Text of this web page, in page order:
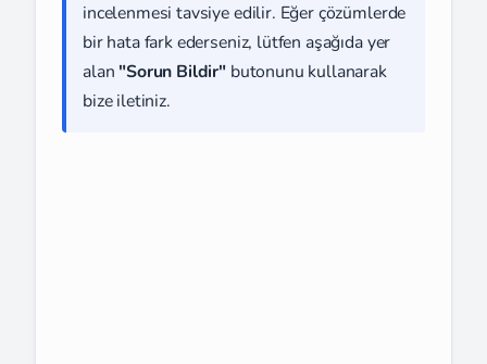
incelenmesi tavsiye edilir. Eğer çözümlerde
bir hata fark ederseniz, lütfen aşağıda yer
alan "Sorun Bildir" butonunu kullanarak
bize iletiniz.